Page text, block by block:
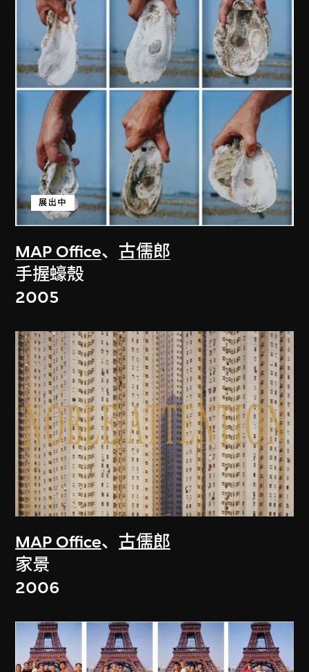
MAP Office、 古儒郎
展出中
手握蠔殼
2005
MAP Office、 古儒郎
家景
2006